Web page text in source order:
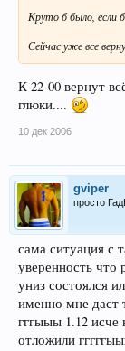
Круто б было, если
Сейчас уже все
К 22-00 вернут
глюки....
10 дек 2006
gviper
просто
сама ситуация с
уверенность что
униз состоялся
именно мне даст
гггыыы 1.12 исче
отложили